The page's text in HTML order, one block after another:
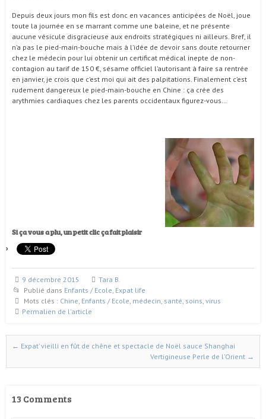
Depuis deux jours mon fils est donc en vacances anticipées de Noël, joue
toute la journée en se marrant comme une baleine, et ne présente
aucune vésicule disgracieuse aux endroits stratégiques ni ailleurs. Bref, il
n’a pas le pied-main-bouche mais à l’idée de devoir sans doute retourner
chez le médecin pour lui obtenir un certificat médical inepte de non-
contagion au tarif de 150 €, sésame officiel l’autorisant à faire sa rentrée
en janvier, je crois que c’est moi qui ait des palpitations. Finalement c’est
rudement dangereux le pied-main-bouche en Chine : ça crée des
arythmies cardiaques chez les parents occidentaux figurez-vous…
Si ça vous a plu, un petit clic ça fait plaisir
9 décembre 2015
Tara B.
Publié dans Enfants / Ecole Expat life
Mots clés : Chine Enfants / Ecole médecin santé soins virus
Permalien de l'article
Naviguer dans les articles
← Expat’ vieilli en fût de chêne et spectacle de Noël sauce Shanghai
Vertigineuse Perle de l’Orient →
13 Comments